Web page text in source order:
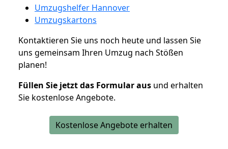
Umzugshelfer Hannover
Umzugskartons
Kontaktieren Sie uns noch heute und lassen Sie
uns gemeinsam Ihren Umzug nach Stößen
planen!
Füllen Sie jetzt das Formular aus und erhalten
Sie kostenlose Angebote.
Kostenlose Angebote erhalten